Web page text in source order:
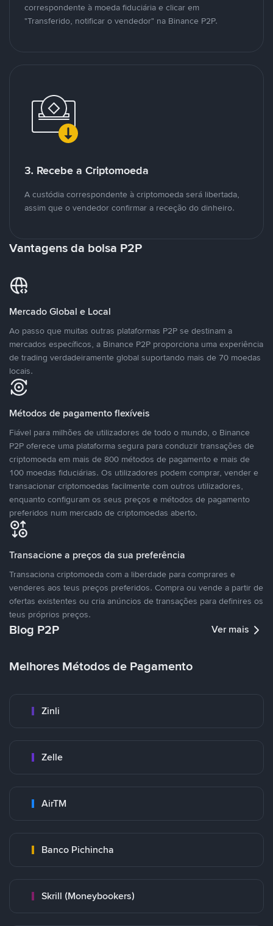
correspondente à moeda fiduciária e clicar em
"Transferido, notificar o vendedor" na Binance P2P.
3. Recebe a Criptomoeda
A custódia correspondente à criptomoeda será libertada,
assim que o vendedor confirmar a receção do dinheiro.
Vantagens da bolsa P2P
Mercado Global e Local
Ao passo que muitas outras plataformas P2P se destinam a
mercados específicos, a Binance P2P proporciona uma experiência
de trading verdadeiramente global suportando mais de 70 moedas
locais.
Métodos de pagamento flexíveis
Fiável para milhões de utilizadores de todo o mundo, o Binance
P2P oferece uma plataforma segura para conduzir transações de
criptomoeda em mais de 800 métodos de pagamento e mais de
100 moedas fiduciárias. Os utilizadores podem comprar, vender e
transacionar criptomoedas facilmente com outros utilizadores,
enquanto configuram os seus preços e métodos de pagamento
preferidos num mercado de criptomoedas aberto.
Transacione a preços da sua preferência
Transaciona criptomoeda com a liberdade para comprares e
venderes aos teus preços preferidos. Compra ou vende a partir de
ofertas existentes ou cria anúncios de transações para definires os
teus próprios preços.
Blog P2P Ver mais
Melhores Métodos de Pagamento
Zinli
Zelle
AirTM
Banco Pichincha
Skrill (Moneybookers)